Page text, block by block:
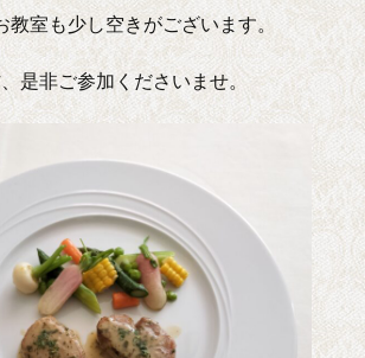
教室も少し空きがございます。
是非ご参加くださいませ。